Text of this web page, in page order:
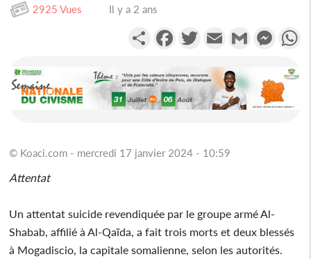
2925 Vues Il y a 2 ans
PartagerFacebookTwitterEmail Gmail
© Koaci.com - mercredi 17 janvier 2024 - 10:59
Attentat
Un attentat suicide revendiquée par le groupe armé Al-
Shabab, affilié à Al-Qaïda, a fait trois morts et deux blessés
à Mogadiscio, la capitale somalienne, selon les autorités.